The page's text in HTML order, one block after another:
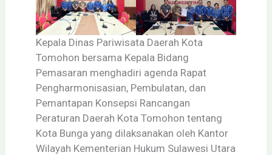
Kepala Dinas Pariwisata Daerah Kota
Tomohon bersama Kepala Bidang
Pemasaran menghadiri agenda Rapat
Pengharmonisasian, Pembulatan, dan
Pemantapan Konsepsi Rancangan
Peraturan Daerah Kota Tomohon tentang
Kota Bunga yang dilaksanakan oleh Kantor
Wilayah Kementerian Hukum Sulawesi Utara